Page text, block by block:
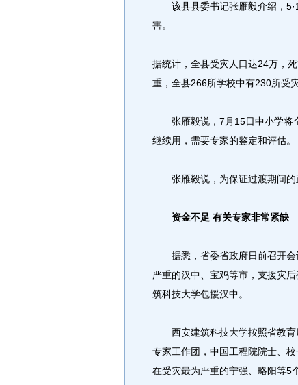
该县县委书记张雁毅介绍，
害。
据统计，全县受灾人口达24万，
重，全县266所学校中有230所受
张雁毅说，7月15日中小学将
继续用，需要专家的鉴定和评估。
张雁毅说，为保证过渡期间的
资金不足 有关专家非常紧缺
据悉，省委省政府日前召开会
严重的汉中、宝鸡等市，支援灾
筑科技大学包援汉中。
西安建筑科技大学按照省教育
专家工作团，中国工程院院士、
在受灾最为严重的宁强、略阳等5